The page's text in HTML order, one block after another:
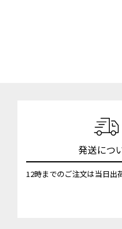
発送につ
12時までのご注文は当日出